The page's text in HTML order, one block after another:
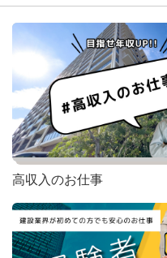
高収入のお仕事